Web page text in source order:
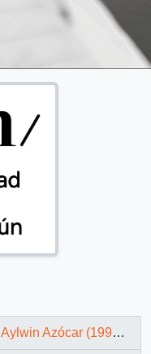
Azócar (1990-1994)